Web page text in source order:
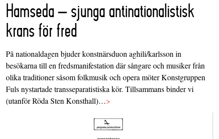
Hamseda – sjunga antinationalistisk
krans för fred
På nationaldagen bjuder konstnärsduon aghili/karlsson in
besökarna till en fredsmanifestation där sångare och musiker från
olika traditioner såsom folkmusik och opera möter Konstgruppen
Fuls nystartade transseparatistiska kör. Tillsammans binder vi
(utanför Röda Sten Konsthall)…>